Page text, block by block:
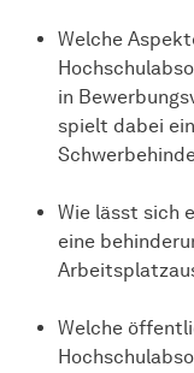
Welche
in
spielt dabei
Wie lässt sich
eine
Welche